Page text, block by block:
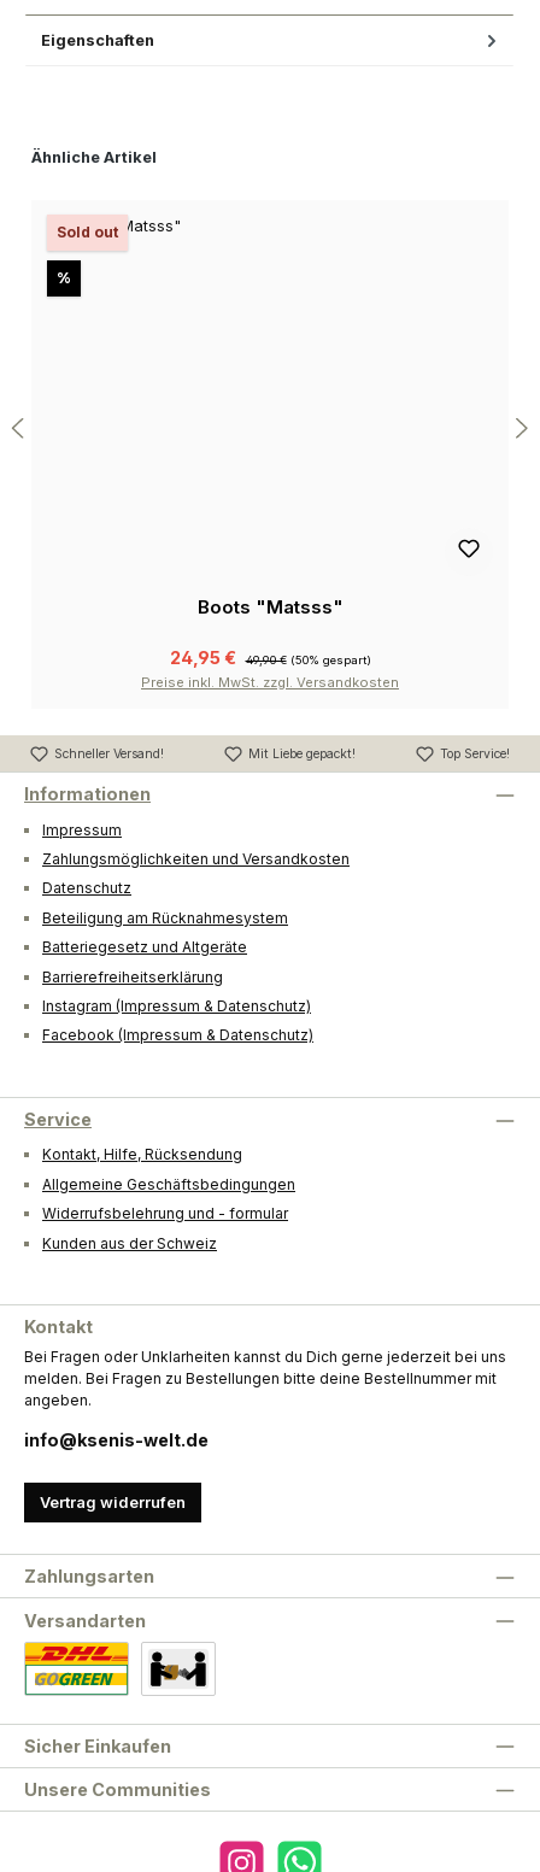
Eigenschaften
Produktgalerie überspringen
Ähnliche Artikel
Sold out
%Rabatt
Boots "Matsss"
24,95 € 49,90 € (50% gespart)
Preise inkl. MwSt. zzgl. Versandkosten
Schneller Versand! Mit Liebe gepackt! Top Service!
Informationen
Impressum
Zahlungsmöglichkeiten und Versandkosten
Datenschutz
Beteiligung am Rücknahmesystem
Batteriegesetz und Altgeräte
Barrierefreiheitserklärung
Instagram (Impressum & Datenschutz)
Facebook (Impressum & Datenschutz)
Service
Kontakt, Hilfe, Rücksendung
Allgemeine Geschäftsbedingungen
Widerrufsbelehrung und - formular
Kunden aus der Schweiz
Kontakt
Bei Fragen oder Unklarheiten kannst du Dich gerne jederzeit bei uns
melden. Bei Fragen zu Bestellungen bitte deine Bestellnummer mit
angeben.
info@ksenis-welt.de
Vertrag widerrufen
Unsere Communities
Zahlungsarten
Versandarten
Sicher Einkaufen